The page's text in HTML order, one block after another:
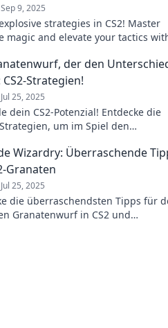
Sep 9, 2025
strategies in CS2! Master
magic and elevate your tactics
der den
Strategien!
Jul 25, 2025
dein CS2-Potenzial! Entdecke die
um im Spiel den
Wizardry: Überraschende
Granaten
Jul 25, 2025
die überraschendsten Tipps für
Granatenwurf in CS2 und